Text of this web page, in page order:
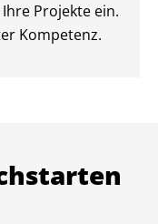
Projekte ein.
Kompetenz.